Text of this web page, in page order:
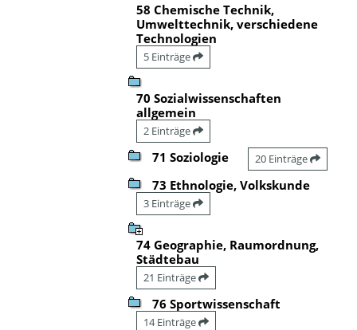
58 Chemische Technik,
Umwelttechnik, verschiedene
Technologien
5 Einträge
70 Sozialwissenschaften
allgemein
2 Einträge
71 Soziologie 20 Einträge
73 Ethnologie, Volkskunde
3 Einträge
74 Geographie, Raumordnung,
Städtebau
21 Einträge
76 Sportwissenschaft
14 Einträge